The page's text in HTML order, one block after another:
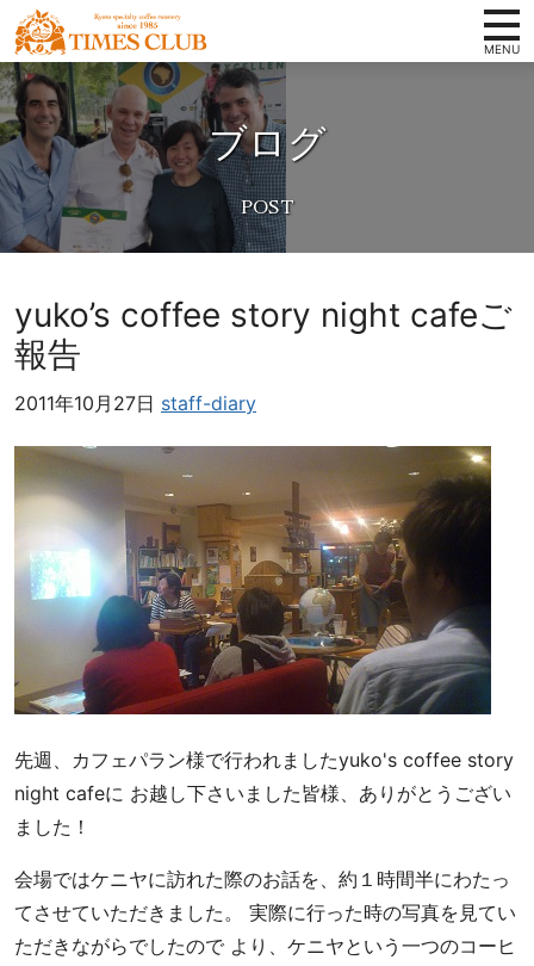
コンテンツへ
ナビゲーションへ
ホームへ
ホーム
タイムズクラブの想い
スペシャルティコーヒーとは
取扱い商品
会社概要
卸案内
お知らせ
オンラインショップ
京
都
ス
ペ
シ
ャ
ィ
コ
ヒ
豆
専
門
店
カ
ェ
タ
イ
お
い
し
い
コ
ヒ
ー
ブログ
yuko’s coffee story night cafeご
報告
2011年10月27日 staff-diary
先週、カフェパラン様で行われましたyuko's coffee story
night cafeに お越し下さいました皆様、ありがとうござい
ました！
会場ではケニヤに訪れた際のお話を、約１時間半にわたっ
てさせていただきました。 実際に行った時の写真を見てい
ただきながらでしたので より、ケニヤという一つのコーヒ